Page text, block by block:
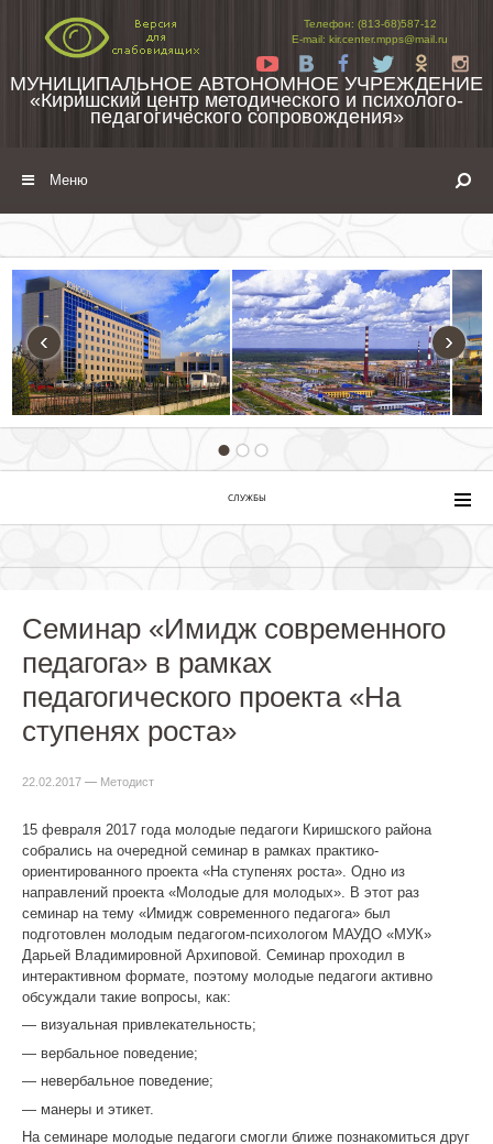
Телефон: (813-68)587-12
E-mail: kir.center.mpps@mail.ru
Yt
Tw
МУНИЦИПАЛЬНОЕ АВТОНОМНОЕ УЧРЕЖДЕНИЕ
«Киришский центр методического и психолого-
педагогического сопровождения»
Меню
‹ ›
СЛУЖБЫ
Семинар «Имидж современного
педагога» в рамках
педагогического проекта «На
ступенях роста»
22.02.2017 — Методист
15 февраля 2017 года молодые педагоги Киришского района
собрались на очередной семинар в рамках практико-
ориентированного проекта «На ступенях роста». Одно из
направлений проекта «Молодые для молодых». В этот раз
семинар на тему «Имидж современного педагога» был
подготовлен молодым педагогом-психологом МАУДО «МУК»
Дарьей Владимировной Архиповой. Семинар проходил в
интерактивном формате, поэтому молодые педагоги активно
обсуждали такие вопросы, как:
— визуальная привлекательность;
— вербальное поведение;
— невербальное поведение;
— манеры и этикет.
На семинаре молодые педагоги смогли ближе познакомиться друг